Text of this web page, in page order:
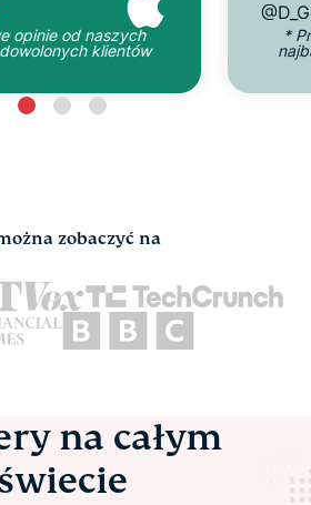
opinie od naszych
klientów
*
zobaczyć na
na całym